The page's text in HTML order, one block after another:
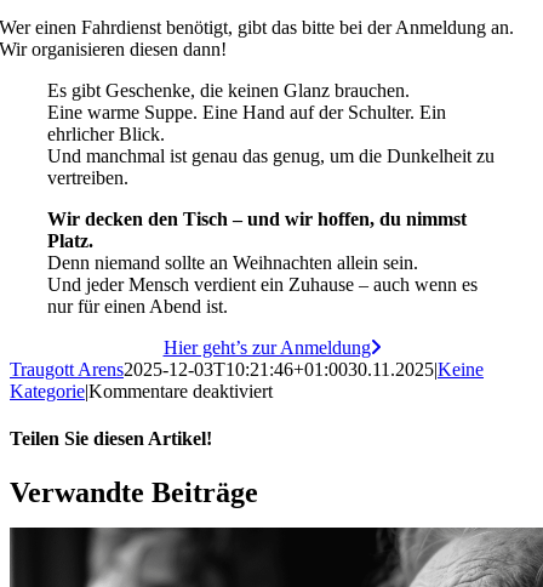
Wer einen Fahrdienst benötigt, gibt das bitte bei der Anmeldung an.
Wir organisieren diesen dann!
Es gibt Geschenke, die keinen Glanz brauchen.
Eine warme Suppe. Eine Hand auf der Schulter. Ein
ehrlicher Blick.
Und manchmal ist genau das genug, um die Dunkelheit zu
vertreiben.
Wir decken den Tisch – und wir hoffen, du nimmst
Platz.
Denn niemand sollte an Weihnachten allein sein.
Und jeder Mensch verdient ein Zuhause – auch wenn es
nur für einen Abend ist.
Hier geht’s zur Anmeldung
Traugott Arens2025-12-03T10:21:46+01:0030.11.2025|Keine
Kategorie|Kommentare deaktiviertfür
Teilen Sie diesen Artikel!
Facebook
X
Reddit
LinkedIn
WhatsApp
Telegram
Tumblr
Pinterest
Vk
Xing
Email
Verwandte Beiträge